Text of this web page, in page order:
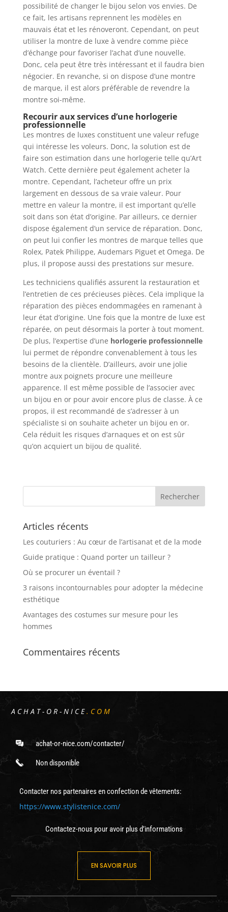
possibilité de changer le bijou selon vos envies. De
ce fait, les artisans reprennent les modèles en
mauvais état et les rénoveront. Cependant, on peut
utiliser la montre de luxe à vendre comme pièce
d’échange pour favoriser l’achat d’une nouvelle.
Donc, cela peut être très intéressant et il faudra bien
négocier. En revanche, si on dispose d’une montre
de marque, il est alors préférable de revendre la
montre soi-même.
Recourir aux services d’une horlogerie
professionnelle
Les montres de luxes constituent une valeur refuge
qui intéresse les voleurs. Donc, la solution est de
faire son estimation dans une horlogerie telle qu’Art
Watch. Cette dernière peut également acheter la
montre. Cependant, l’acheteur offre un prix
largement en dessous de sa vraie valeur. Pour
mettre en valeur la montre, il est important qu’elle
soit dans son état d’origine. Par ailleurs, ce dernier
dispose également d’un service de réparation. Donc,
on peut lui confier les montres de marque telles que
Rolex, Patek Philippe, Audemars Piguet et Omega. De
plus, il propose aussi des prestations sur mesure.
Les techniciens qualifiés assurent la restauration et
l’entretien de ces précieuses pièces. Cela implique la
réparation des pièces endommagées en ramenant à
leur état d’origine. Une fois que la montre de luxe est
réparée, on peut désormais la porter à tout moment.
De plus, l’expertise d’une horlogerie professionnelle
lui permet de répondre convenablement à tous les
besoins de la clientèle. D’ailleurs, avoir une jolie
montre aux poignets procure une meilleure
apparence. Il est même possible de l’associer avec
un bijou en or pour avoir encore plus de classe. À ce
propos, il est recommandé de s’adresser à un
spécialiste si on souhaite acheter un bijou en or.
Cela réduit les risques d’arnaques et on est sûr
qu’on acquiert un bijou de qualité.
Articles récents
Les couturiers : Au cœur de l’artisanat et de la mode
Guide pratique : Quand porter un tailleur ?
Où se procurer un éventail ?
3 raisons incontournables pour adopter la médecine
esthétique
Avantages des costumes sur mesure pour les
hommes
Commentaires récents
ACHAT-OR-NICE.COM
achat-or-nice.com/contacter/
Non disponible
Contacter nos partenaires en confection de vêtements:
https://www.stylistenice.com/
Contactez-nous pour avoir plus d’informations
EN SAVOIR PLUS